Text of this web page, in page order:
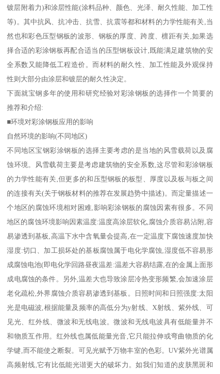
镀层附着力)和涂层性能(涂料品种、颜色、光泽、耐久性能、加工性
等)。其中抗风、抗冲击、抗雪、抗震等都和材料的力学性能有关,当
然也和彩色压型钢板的波形、钢板的厚度、跨度、檩距有关,如果选
择合适的彩涂钢板再配合适当的压型钢板设计,既能满足建筑物的安
全系数又能降低工程造价。而材料的耐久性、加工性能及外观保持
性则大部分由涂层和镀层的耐久性决定。
下面就宝钢多年的使用和研究经验对彩涂钢板的选择作一个简要的
推荐和介绍:
■环境对彩涂钢板应用的影响
自然环境的影响(不同地区)
不同地区宝钢彩涂钢板的选择主要考虑的是当地的风雪载荷以及腐
蚀环境。风雪载荷主要是考虑建筑物的安全系数,这尽管和彩涂钢板
的力学性能有关,但更多的和压型钢板的板型、厚度以及板与板之间
的连接有关(关于钢板材料的推荐在发展趋势中描述)。而定量描述一
个地区的腐蚀环境相对困难,影响彩涂钢板的腐蚀因素有很多。不同
地区的腐蚀环境影响因素温度:温度高涂层软化,腐蚀介质容易沾附,容
易渗透到基板,高温下水中含氧量会提高,在一定温度下腐蚀速度加快
湿度:切口、加工损坏处的基板腐蚀属于电化学腐蚀,湿度低不容易形
成腐蚀电池(即电化学回路昼夜温差:温差大容易结露,在的金属上面形
成电腐蚀的条件。另外,温差大也导致涂层冷热变形频繁,会加速涂层
老化疏松,外界腐蚀介质容易渗透到基板。日照时间和日照强度:太阳
光是电磁波,根据能量及频率的高低分为y射线、X射线、紫外线、可
见光、红外线、微波和无线电波。微波和无线电波具有低能量并不
和物质互作用。红外线也属低能量光音,它只能拉伸或弯曲物质的化
学键,而不能使之断裂。可见光赋予万物丰室的色彩。UV紫外光谱属
高频射线,它有比低能光谐更大的破坏力。如我们知道的皮肤黑斑和